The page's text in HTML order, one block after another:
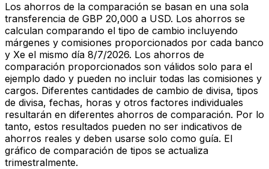
Los ahorros de la comparación se basan en una sola
transferencia de GBP 20,000 a USD. Los ahorros se
calculan comparando el tipo de cambio incluyendo
márgenes y comisiones proporcionados por cada banco
y Xe el mismo día 8/7/2026. Los ahorros de
comparación proporcionados son válidos solo para el
ejemplo dado y pueden no incluir todas las comisiones y
cargos. Diferentes cantidades de cambio de divisa, tipos
de divisa, fechas, horas y otros factores individuales
resultarán en diferentes ahorros de comparación. Por lo
tanto, estos resultados pueden no ser indicativos de
ahorros reales y deben usarse solo como guía. El
gráfico de comparación de tipos se actualiza
trimestralmente.